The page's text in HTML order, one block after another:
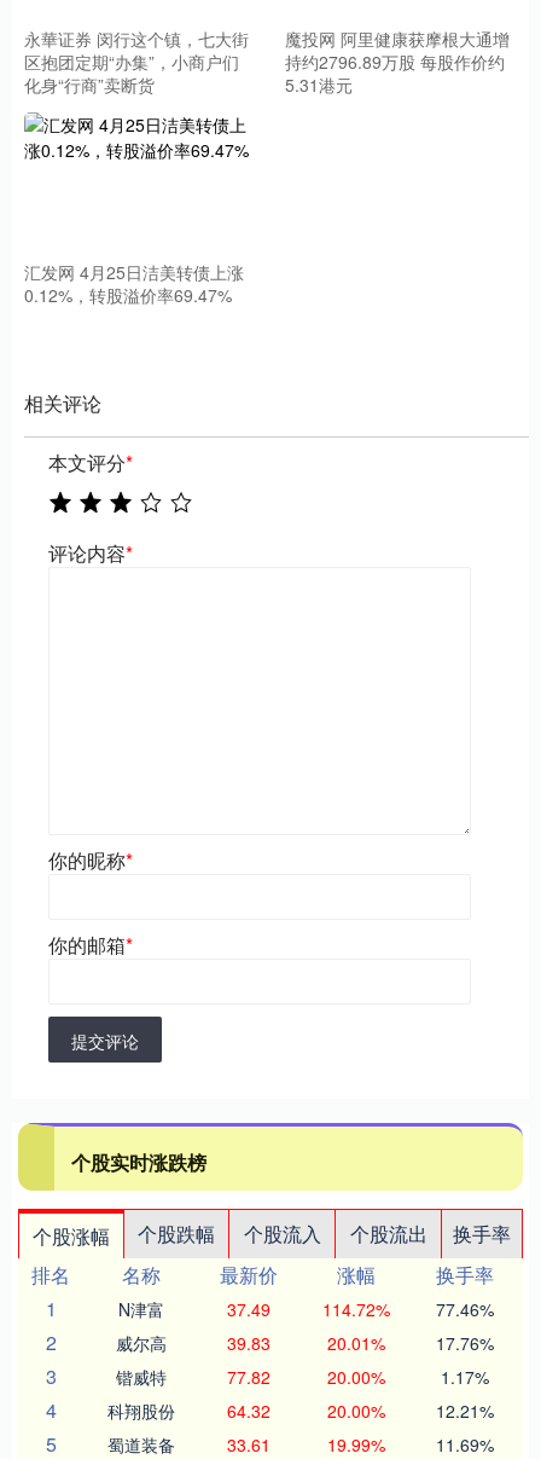
永華证券 闵行这个镇，七大街
区抱团定期“办集”，小商户们
化身“行商”卖断货
魔投网 阿里健康获摩根大通增
持约2796.89万股 每股作价约
5.31港元
汇发网 4月25日洁美转债上涨
0.12%，转股溢价率69.47%
相关评论
本文评分*
评论内容*
你的昵称*
你的邮箱*
提交评论
个股实时涨跌榜
个股涨幅 个股跌幅 个股流入 个股流出
换手率
排名
名称 最新价 涨幅
换手率
1
N津富 37.49 114.72% 77.46%
2 威尔高 39.83 20.01% 17.76%
3 锴威特 77.82 20.00% 1.17%
4 科翔股份 64.32 20.00% 12.21%
5 蜀道装备 33.61 19.99% 11.69%